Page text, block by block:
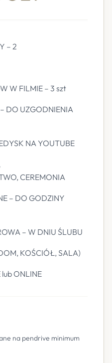
– 2
W FILMIE – 3 szt
DO UZGODNIENIA
NA YOUTUBE
CEREMONIA
– DO GODZINY
– W DNIU ŚLUBU
KOŚCIÓŁ, SALA)
lub ONLINE
na pendrive minimum